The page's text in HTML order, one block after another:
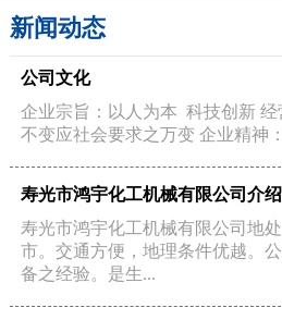
新闻动态
公司文化
企业宗旨：以人为本 科技创新 经
不变应社会要求之万变 企业精神
寿光市鸿宇化工机械有限公司介绍
寿光市鸿宇化工机械有限公司地
市。交通方便，地理条件优越。
备之经验。是生...